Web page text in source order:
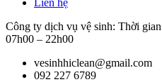
Liên hệ
Công ty dịch vụ vệ sinh: Thời
07h00 – 22h00
vesinhhiclean@gmail.com
092 227 6789